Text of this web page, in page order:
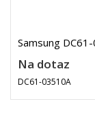
Samsung
Na dotaz
DC61-03510A